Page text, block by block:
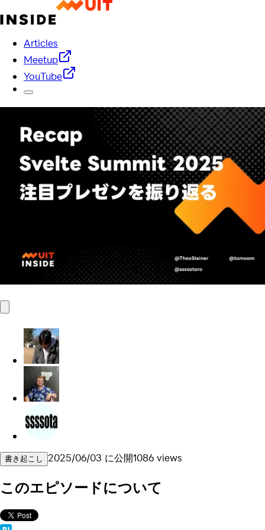
Articles
Meetup
YouTube
書き起こし 2025/06/03 に公開1086 views
このエピソードについて